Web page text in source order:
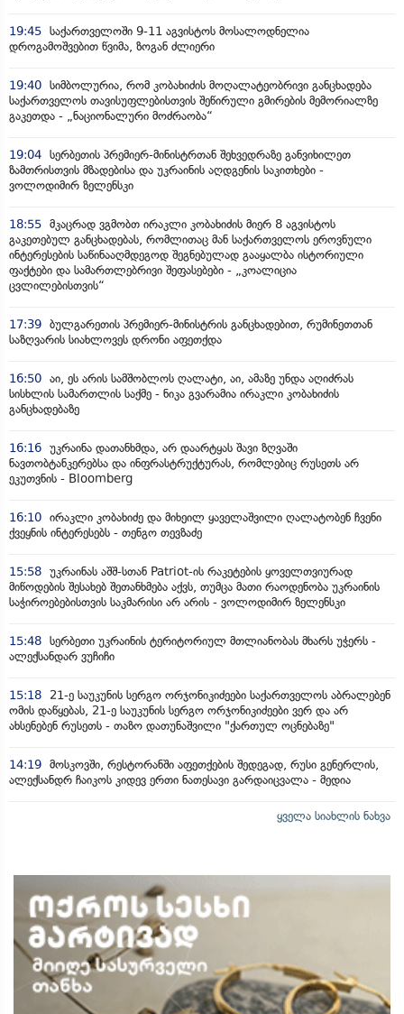
19:45 საქართველოში 9-11 აგვისტოს მოსალოდნელია
დროგამოშვებით წვიმა, ზოგან ძლიერი
19:40 სიმბოლურია, რომ კობახიძის მოღალატეობრივი განცხადება
საქართველოს თავისუფლებისთვის შეწირული გმირების მემორიალზე
გაკეთდა - „ნაციონალური მოძრაობა“
19:04 სერბეთის პრემიერ-მინისტრთან შეხვედრაზე განვიხილეთ
ზამთრისთვის მზადებისა და უკრაინის აღდგენის საკითხები -
ვოლოდიმირ ზელენსკი
18:55 მკაცრად ვგმობთ ირაკლი კობახიძის მიერ 8 აგვისტოს
გაკეთებულ განცხადებას, რომლითაც მან საქართველოს ეროვნული
ინტერესების საწინააღმდეგოდ შეგნებულად გააყალბა ისტორიული
ფაქტები და სამართლებრივი შეფასებები - „კოალიცია
ცვლილებისთვის“
17:39 ბულგარეთის პრემიერ-მინისტრის განცხადებით, რუმინეთთან
საზღვარის სიახლოვეს დრონი აფეთქდა
16:50 აი, ეს არის სამშობლოს ღალატი, აი, ამაზე უნდა აღიძრას
სისხლის სამართლის საქმე - ნიკა გვარამია ირაკლი კობახიძის
განცხადებაზე
16:16 უკრაინა დათანხმდა, არ დაარტყას შავი ზღვაში
ნავთობტანკერებსა და ინფრასტრუქტურას, რომლებიც რუსეთს არ
ეკუთვნის - Bloomberg
16:10 ირაკლი კობახიძე და მიხეილ ყაველაშვილი ღალატობენ ჩვენი
ქვეყნის ინტერესებს - თენგო თევზაძე
15:58 უკრაინას აშშ-სთან Patriot-ის რაკეტების ყოველთვიურად
მიწოდების შესახებ შეთანხმება აქვს, თუმცა მათი რაოდენობა უკრაინის
საჭიროებებისთვის საკმარისი არ არის - ვოლოდიმირ ზელენსკი
15:48 სერბეთი უკრაინის ტერიტორიულ მთლიანობას მხარს უჭერს -
ალექსანდარ ვუჩიჩი
15:18
21-ე საუკუნის სერგო ორჯონიკიძეები საქართველოს აბრალებენ
ომის დაწყებას, 21-ე საუკუნის სერგო ორჯონიკიძეები ვერ და არ
ახსენებენ რუსეთს - თაზო დათუნაშვილი "ქართულ ოცნებაზე"
14:19 მოსკოვში, რესტორანში აფეთქების შედეგად, რუსი გენერლის,
ალექსანდრ ჩაიკოს კიდევ ერთი ნათესავი გარდაიცვალა - მედია
ყველა სიახლის ნახვა